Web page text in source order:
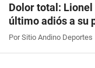
Dolor total:
último adiós a su
Por Sitio Andino Deportes